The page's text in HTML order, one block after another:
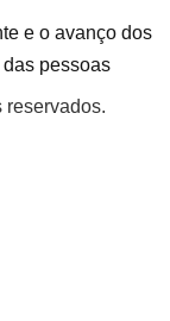
e o avanço dos
pessoas
reservados.